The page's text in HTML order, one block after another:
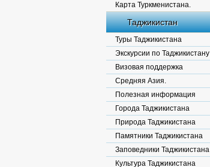
Карта Туркменистана.
Таджикистан
Туры Таджикистана
Экскурсии по Таджикистану
Визовая поддержка
Средняя Азия.
Полезная информация
Города Таджикистана
Природа Таджикистана
Памятники Таджикистана
Заповедники Таджикистана
Культура Таджикистана